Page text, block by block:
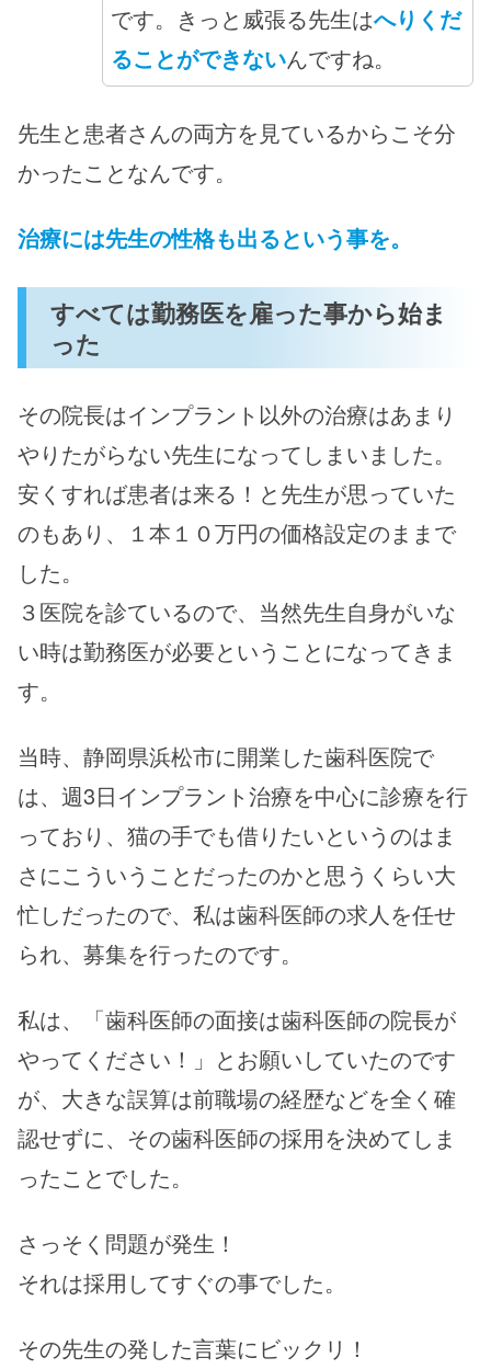
です。きっと威張る先生はへりくだ
ることができないんですね。
先生と患者さんの両方を見ているからこそ分
かったことなんです。
治療には先生の性格も出るという事を。
すべては勤務医を雇った事から始ま
った
その院長はインプラント以外の治療はあまり
やりたがらない先生になってしまいました。
安くすれば患者は来る！と先生が思っていた
のもあり、１本１０万円の価格設定のままで
した。
３医院を診ているので、当然先生自身がいな
い時は勤務医が必要ということになってきま
す。
当時、静岡県浜松市に開業した歯科医院で
は、週3日インプラント治療を中心に診療を行
っており、猫の手でも借りたいというのはま
さにこういうことだったのかと思うくらい大
忙しだったので、私は歯科医師の求人を任せ
られ、募集を行ったのです。
私は、「歯科医師の面接は歯科医師の院長が
やってください！」とお願いしていたのです
が、大きな誤算は前職場の経歴などを全く確
認せずに、その歯科医師の採用を決めてしま
ったことでした。
さっそく問題が発生！
それは採用してすぐの事でした。
その先生の発した言葉にビックリ！